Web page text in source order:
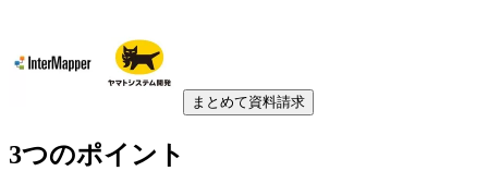
まとめて資料請求
3つのポイント